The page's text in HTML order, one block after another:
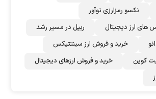
نکسو رمزارزی نوآور
های ارز دیجیتال
ریپل در مسیر رشد
خرید و فروش ارز سینتتیکس
کوین
خرید و فروش ارزهای دیجیتال